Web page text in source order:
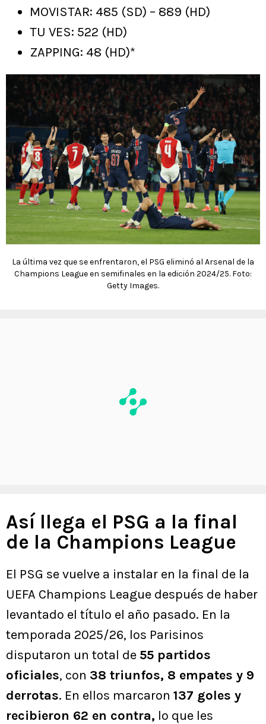
MOVISTAR: 485 (SD) – 889 (HD)
TU VES: 522 (HD)
ZAPPING: 48 (HD)*
La última vez que se enfrentaron, el PSG eliminó al Arsenal de la
Champions League en semifinales en la edición 2024/25. Foto:
Getty Images.
Así llega el PSG a la final
de la Champions League
El PSG se vuelve a instalar en la final de la
UEFA Champions League después de haber
levantado el título el año pasado. En la
temporada 2025/26, los Parisinos
disputaron un total de 55 partidos
oficiales, con 38 triunfos, 8 empates y 9
derrotas. En ellos marcaron 137 goles y
recibieron 62 en contra, lo que les